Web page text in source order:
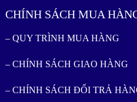
CHÍNH SÁCH MUA
– QUY TRÌNH MUA HÀNG
– CHÍNH SÁCH GIAO HÀNG
– CHÍNH SÁCH ĐỔI TRẢ